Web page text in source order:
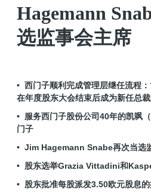
Hagemann
选监事会主席
• 西门子顺利完成管理层继任流程
在年度股东大会结束后成为新任总
• 服务西门子股份公司40年的凯飒
门子
• Jim Hagemann Snabe再次当选
• 股东选举Grazia Vittadini和
• 股东批准每股派发3.50欧元股息的